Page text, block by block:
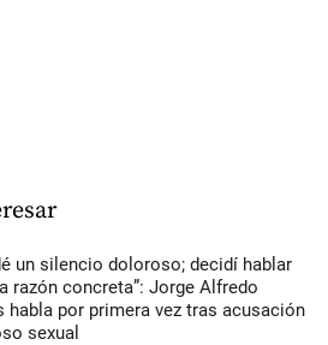
un silencio doloroso; decidí hablar
razón concreta”: Jorge Alfredo
habla por primera vez tras acusación
sexual